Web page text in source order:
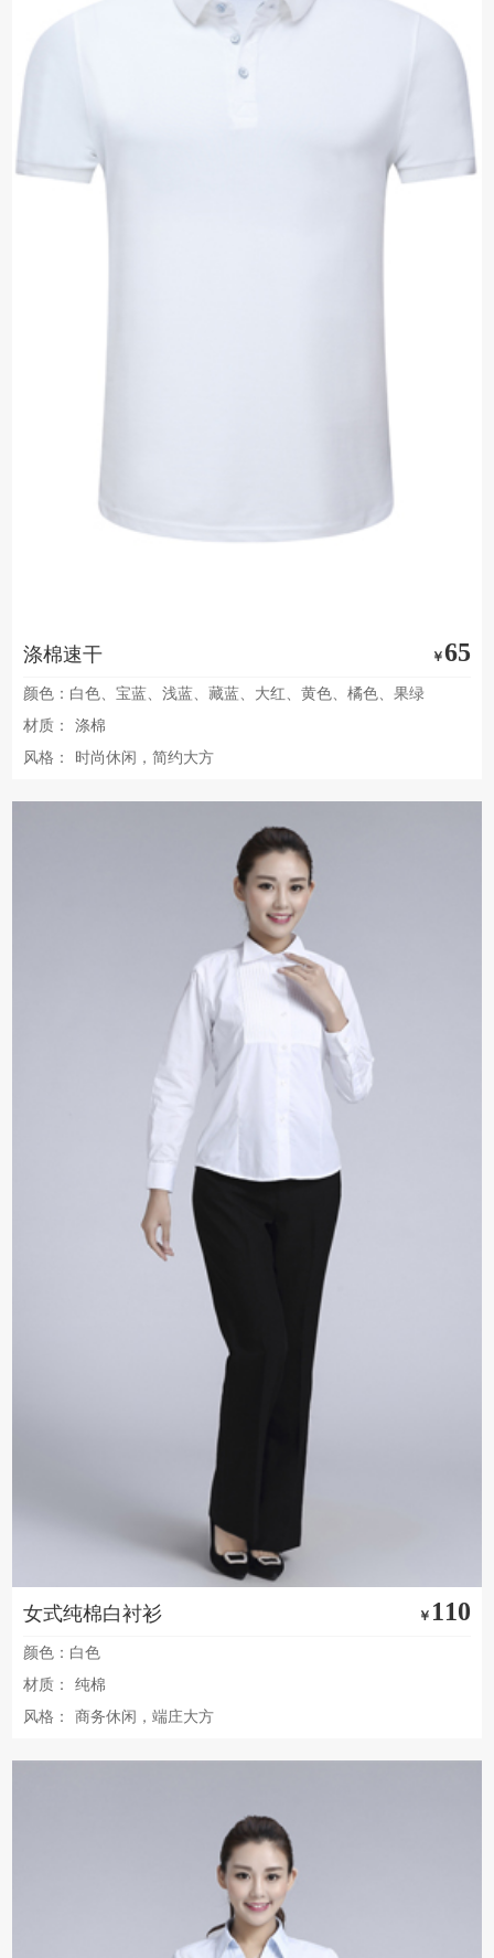
涤棉速干 ￥65
颜色：白色、宝蓝、浅蓝、藏蓝、大红、黄色、橘色、果绿
材质：
涤棉
风格：
时尚休闲，简约大方
女式纯棉白衬衫 ￥ 110
颜色：白色
材质：
纯棉
风格：
商务休闲，端庄大方